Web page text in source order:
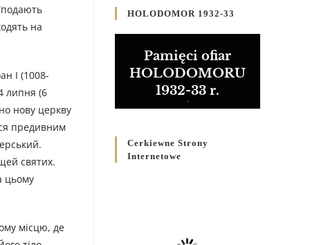
на
I (1008-
липня (6
нову церкву
предивним
святих.
цьому
місцю, де
Розпорядження
Преосвященнішого Владики
Кир Володимира Р. Ющака
про вживання друкованих
книг на публічних
богослужіннях
HOLODOMOR 1932-33
Pamięci ofiar
HOLODOMORU
1932-33 r.
Cerkiewne Strony
Internetowe